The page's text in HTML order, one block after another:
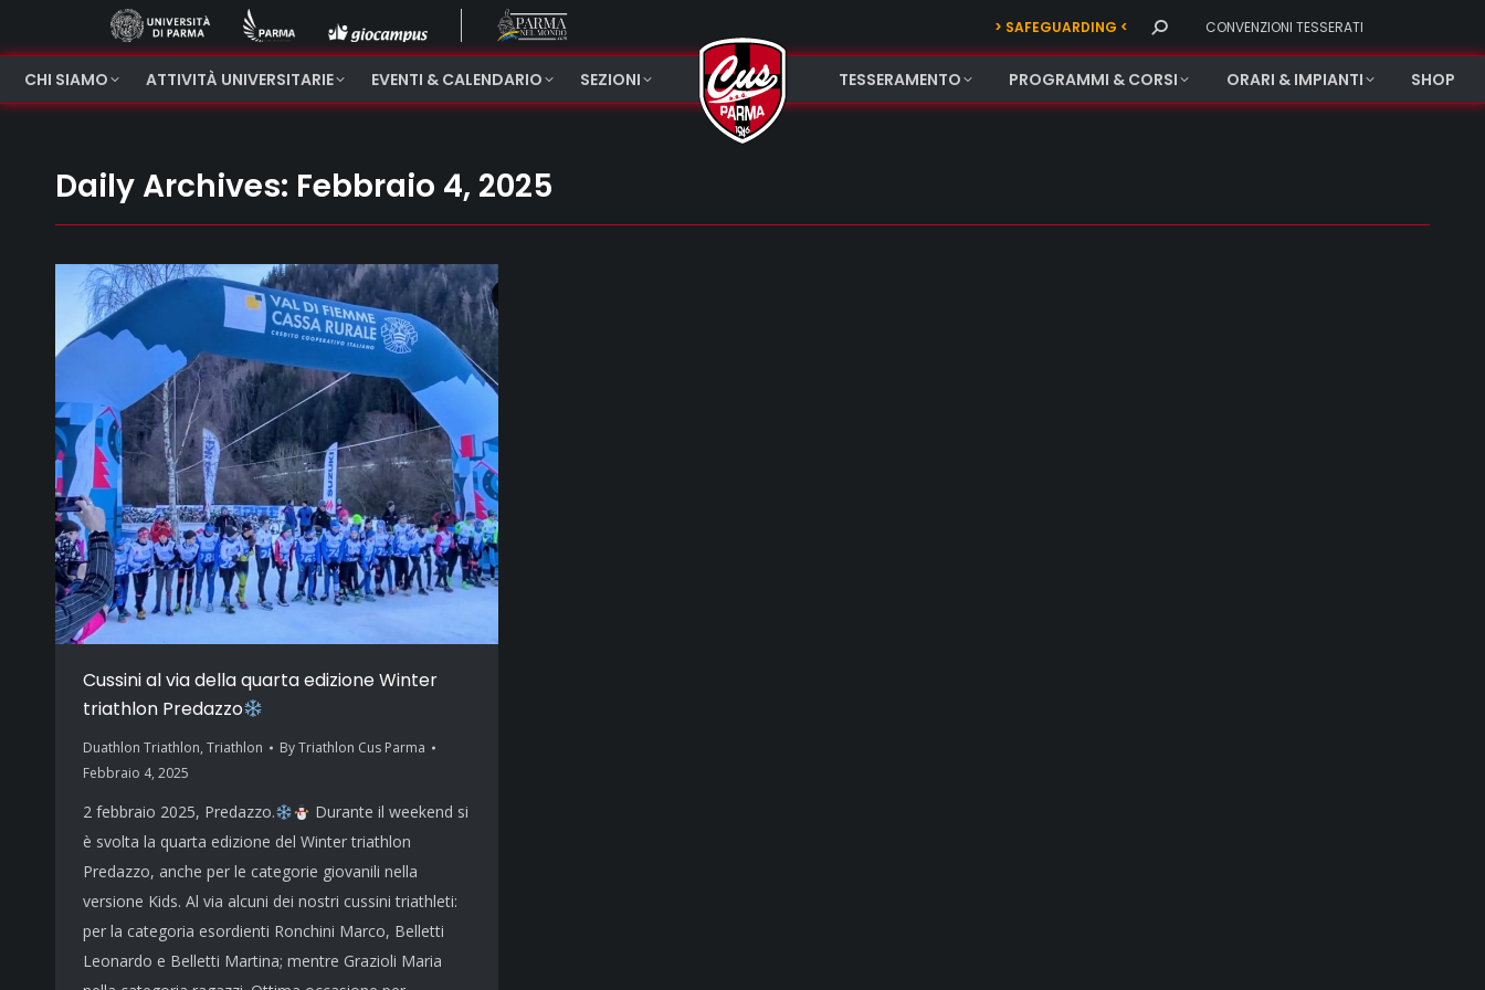
> SAFEGUARDING < Search: CONVENZIONI TESSERATI
CHI SIAMO ATTIVITÀ UNIVERSITARIE EVENTI & CALENDARIO SEZIONI TESSERAMENTO PROGRAMMI & CORSI ORARI & IMPIANTI SHOP
Daily Archives: Febbraio 4, 2025
Cussini al via della quarta edizione Winter
triathlon Predazzo
Duathlon Triathlon, Triathlon ByTriathlon Cus Parma
Febbraio 4, 2025
2 febbraio 2025, Predazzo.
Durante il weekend si
è svolta la quarta edizione del Winter triathlon
Predazzo, anche per le categorie giovanili nella
versione Kids. Al via alcuni dei nostri cussini triathleti:
per la categoria esordienti Ronchini Marco, Belletti
Leonardo e Belletti Martina; mentre Grazioli Maria